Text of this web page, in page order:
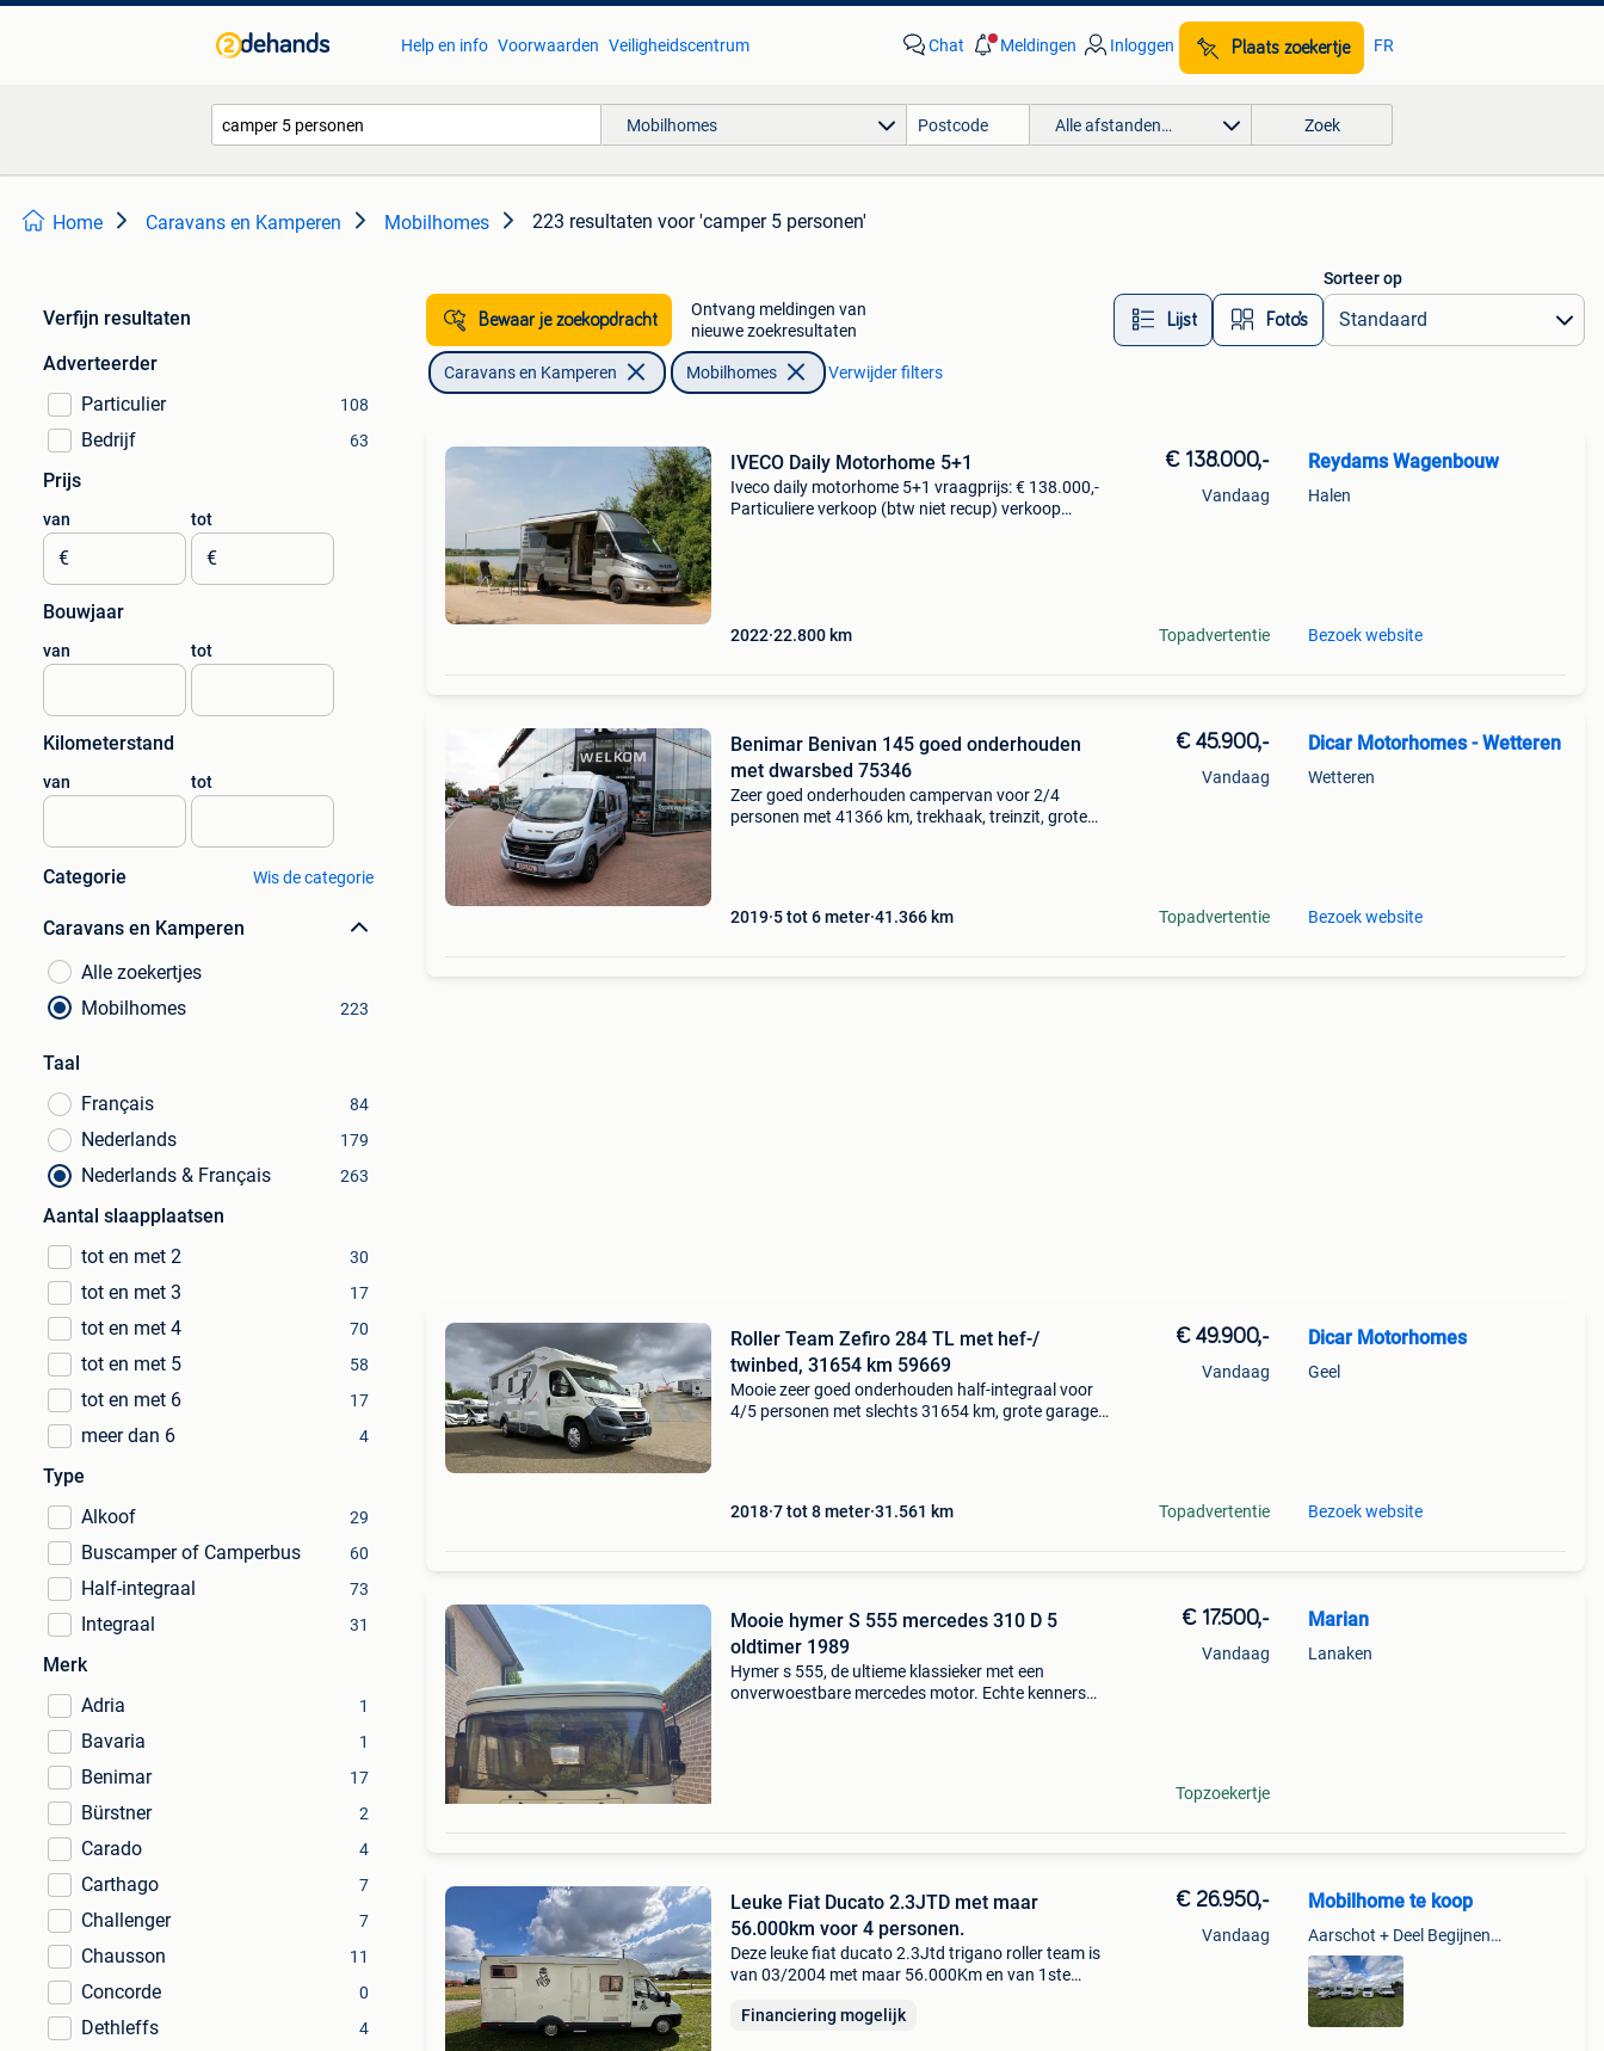
Help en info Voorwaarden Veiligheidscentrum Chat Meldingen Inloggen Plaats zoekertje FR
Mobilhomes Alle afstanden… Zoek
Home Caravans en Kamperen Mobilhomes 223 resultaten voor 'camper 5 personen'
Verfijn resultaten
Adverteerder
Particulier
108
Bedrijf 63
Prijs
van
€
tot
€
Bouwjaar
van tot
Kilometerstand
van tot
Categorie Wis de categorie
Caravans en Kamperen
Alle zoekertjes
Mobilhomes
223
Taal
Français
84
Nederlands 179
Nederlands & Français 263
Aantal slaapplaatsen
tot en met 2
30
tot en met 3 17
tot en met 4 70
tot en met 5 58
tot en met 6 17
meer dan 6 4
Type
Alkoof
29
Buscamper of Camperbus 60
Half-integraal 73
Integraal 31
Merk
Adria
1
Bavaria 1
Benimar 17
Bürstner 2
Carado 4
Carthago 7
Challenger 7
Chausson 11
Concorde 0
Dethleffs 4
Bewaar je zoekopdracht
Ontvang meldingen van
nieuwe zoekresultaten
Lijst Foto’s
Sorteer op
Caravans en Kamperen Mobilhomes Verwijder filters
IVECO Daily Motorhome 5+1
Iveco daily motorhome 5+1 vraagprijs: € 138.000,-
Particuliere verkoop (btw niet recup) verkoop
2022 22.800 km
€ 138.000,-
Vandaag
Topadvertentie
Reydams Wagenbouw
Halen
Bezoek website
Benimar Benivan 145 goed onderhouden
met dwarsbed 75346
Zeer goed onderhouden campervan voor 2/4
personen met 41366 km, trekhaak, treinzit, grote
2019 5 tot 6 meter 41.366 km
€ 45.900,-
Vandaag
Topadvertentie
Dicar Motorhomes - Wetteren
Wetteren
Bezoek website
Roller Team Zefiro 284 TL met hef-/
twinbed, 31654 km 59669
Mooie zeer goed onderhouden half-integraal voor
4/5 personen met slechts 31654 km, grote garage,
2018 7 tot 8 meter 31.561 km
€ 49.900,-
Vandaag
Topadvertentie
Dicar Motorhomes
Geel
Bezoek website
Mooie hymer S 555 mercedes 310 D 5
oldtimer 1989
Hymer s 555, de ultieme klassieker met een
onverwoestbare mercedes motor. Echte kenners
€ 17.500,-
Vandaag
Topzoekertje
Marian
Lanaken
Leuke Fiat Ducato 2.3JTD met maar
56.000km voor 4 personen.
Deze leuke fiat ducato 2.3Jtd trigano roller team is
van 03/2004 met maar 56.000Km en van 1ste
495kg geleverd met keuring verkoop en carpass.
Financiering mogelijk
€ 26.950,-
Vandaag
Mobilhome te koop
Aarschot + Deel Begijnendijk